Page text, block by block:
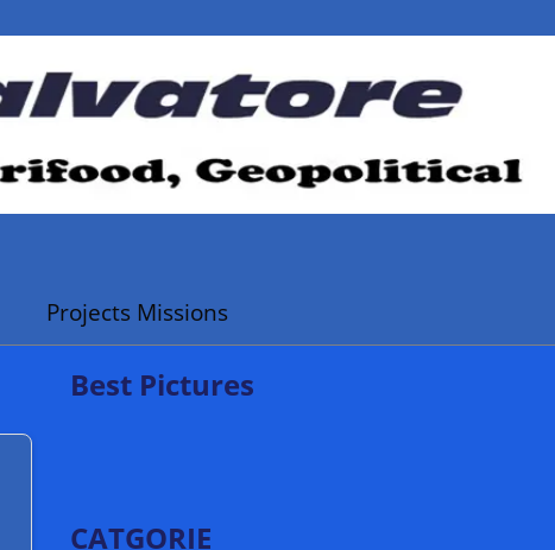
Projects Missions
Best Pictures
CATGORIE